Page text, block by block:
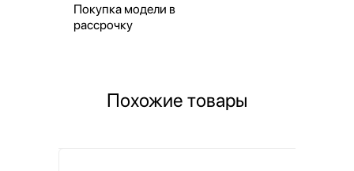
Покупка модели в
рассрочку
Похожие товары